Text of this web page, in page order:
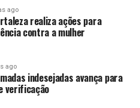
ago
realiza ações para
contra a mulher
ago
indesejadas avança para
verificação